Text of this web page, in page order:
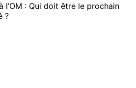
l’OM : Qui doit être le prochain
?